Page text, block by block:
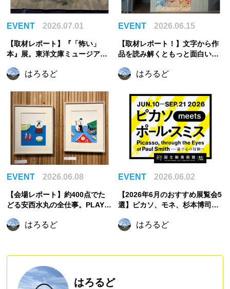
EVENT 2026.07.01
【取材レポート】『「怖い」
本』展。東洋文庫ミュージアム
い」
はろるど
EVENT 2026.06.15
【取材レポート！】文字から作
品を読み解くともっと面白い。
のなかの文字―』｜根津美術館
はろるど
EVENT 2026.06.08
【会場レポート】約400点でた
どる安西水丸の全仕事。PLAY!
中！【東京立川】
はろるど
EVENT 2026.06.02
【2026年6月のおすすめ展覧会5
選】ピカソ、モネ、杉本博司か
注目展覧会
はろるど
はろるど